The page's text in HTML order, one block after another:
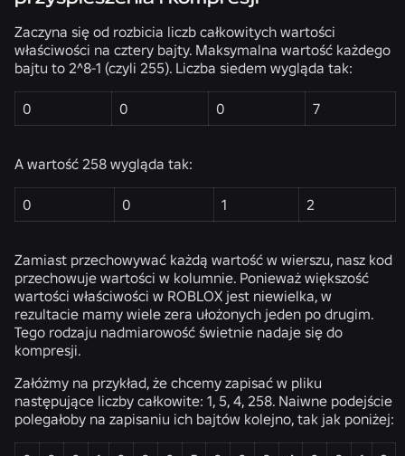
Zaczyna się od rozbicia liczb całkowitych wartości
właściwości na cztery bajty. Maksymalna wartość każdego
bajtu to 2^8-1 (czyli 255). Liczba siedem wygląda tak:
0 0 0 7
A wartość 258 wygląda tak:
0 0 1 2
Zamiast przechowywać każdą wartość w wierszu, nasz kod
przechowuje wartości w kolumnie. Ponieważ większość
wartości właściwości w ROBLOX jest niewielka, w
rezultacie mamy wiele zera ułożonych jeden po drugim.
Tego rodzaju nadmiarowość świetnie nadaje się do
kompresji.
Załóżmy na przykład, że chcemy zapisać w pliku
następujące liczby całkowite: 1, 5, 4, 258. Naiwne podejście
polegałoby na zapisaniu ich bajtów kolejno, tak jak poniżej: